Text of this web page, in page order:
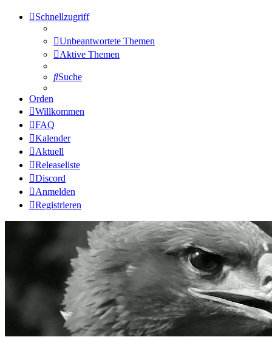
Schnellzugriff
Unbeantwortete Themen
Aktive Themen
Suche
Orden
Willkommen
FAQ
Kalender
Aktuell
Releaseliste
Discord
Anmelden
Registrieren